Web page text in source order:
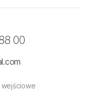
wejściowe
00